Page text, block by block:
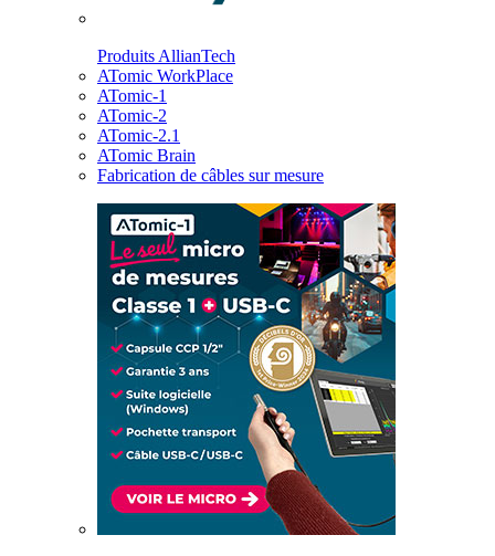
Produits AllianTech
ATomic WorkPlace
ATomic-1
ATomic-2
ATomic-2.1
ATomic Brain
Fabrication de câbles sur mesure